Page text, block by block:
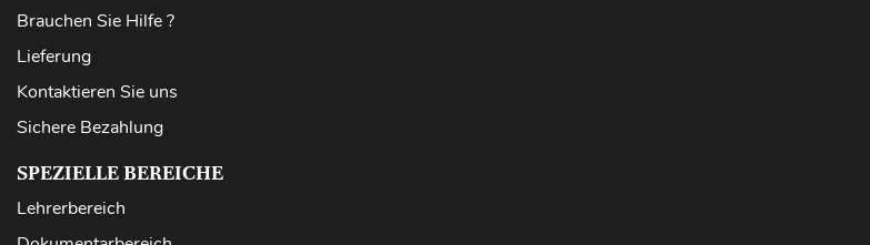
Brauchen Sie Hilfe ?
Lieferung
Kontaktieren Sie uns
Sichere Bezahlung
SPEZIELLE BEREICHE
Lehrerbereich